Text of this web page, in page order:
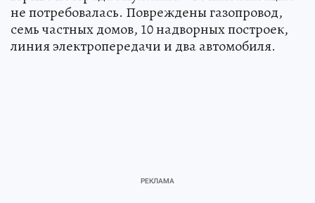
не потребовалась. Повреждены газопровод,
семь частных домов, 10 надворных построек,
линия электропередачи и два автомобиля.